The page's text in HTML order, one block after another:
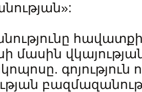
հավատքի
մասին